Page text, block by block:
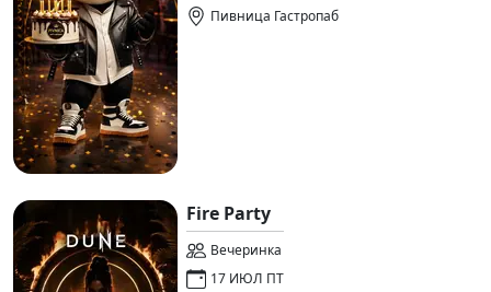
Пивница Гастропаб
Fire Party
Вечеринка
17 ИЮЛ ПТ